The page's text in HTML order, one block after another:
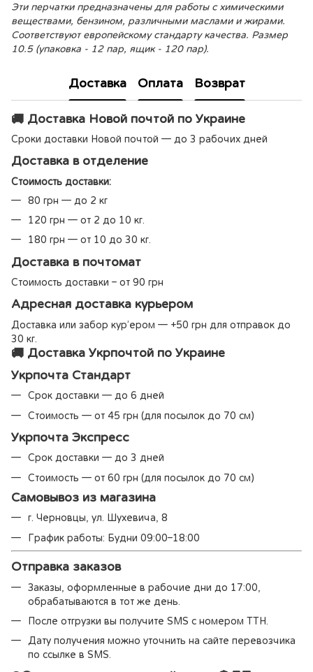
Эти перчатки предназначены для работы с химическими
веществами, бензином, различными маслами и жирами.
Соответствуют европейскому стандарту качества. Размер
10.5 (упаковка - 12 пар, ящик - 120 пар).
Доставка Оплата Возврат
🚚 Доставка Новой почтой по Украине
Сроки доставки Новой почтой — до 3 рабочих дней
Доставка в отделение
Стоимость доставки:
80 грн — до 2 кг
120 грн — от 2 до 10 кг.
180 грн — от 10 до 30 кг.
Доставка в почтомат
Стоимость доставки – от 90 грн
Адресная доставка курьером
Доставка или забор кур’ером — +50 грн для отправок до
30 кг.
🚚 Доставка Укрпочтой по Украине
Укрпочта Стандарт
Срок доставки — до 6 дней
Стоимость — от 45 грн (для посылок до 70 см)
Укрпочта Экспресс
Срок доставки — до 3 дней
Стоимость — от 60 грн (для посылок до 70 см)
Самовывоз из магазина
г. Черновцы, ул. Шухевича, 8
График работы: Будни 09:00–18:00
Отправка заказов
Заказы, оформленные в рабочие дни до 17:00,
обрабатываются в тот же день.
После отгрузки вы получите SMS с номером ТТН.
Дату получения можно уточнить на сайте перевозчика
по ссылке в SMS.